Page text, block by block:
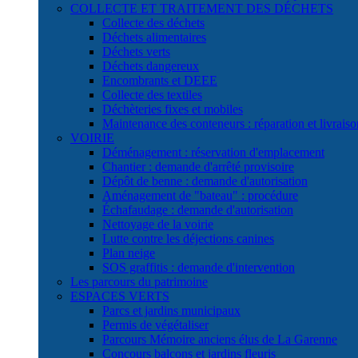
COLLECTE ET TRAITEMENT DES DÉCHETS
Collecte des déchets
Déchets alimentaires
Déchets verts
Déchets dangereux
Encombrants et DEEE
Collecte des textiles
Déchèteries fixes et mobiles
Maintenance des conteneurs : réparation et
VOIRIE
Déménagement : réservation d'emplacement
Chantier : demande d'arrêté provisoire
Dépôt de benne : demande d'autorisation
Aménagement de "bateau" : procédure
Échafaudage : demande d'autorisation
Nettoyage de la voirie
Lutte contre les déjections canines
Plan neige
SOS graffitis : demande d'intervention
Les parcours du patrimoine
ESPACES VERTS
Parcs et jardins municipaux
Permis de végétaliser
Parcours Mémoire anciens élus de La Garenne
Concours balcons et jardins fleuris